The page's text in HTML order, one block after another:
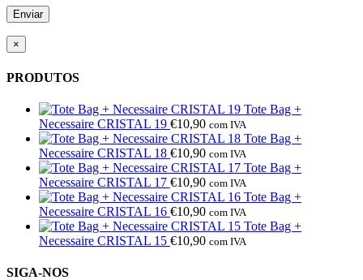
×
PRODUTOS
Tote Bag +
Necessaire CRISTAL 19 €10,90 com IVA
Tote Bag +
Necessaire CRISTAL 18 €10,90 com IVA
Tote Bag +
Necessaire CRISTAL 17 €10,90 com IVA
Tote Bag +
Necessaire CRISTAL 16 €10,90 com IVA
Tote Bag +
Necessaire CRISTAL 15 €10,90 com IVA
SIGA-NOS